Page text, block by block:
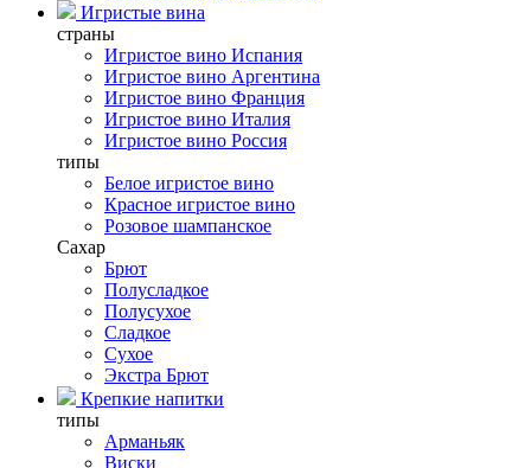
Игристые вина
страны
Игристое вино Испания
Игристое вино Аргентина
Игристое вино Франция
Игристое вино Италия
Игристое вино Россия
типы
Белое игристое вино
Красное игристое вино
Розовое шампанское
Сахар
Брют
Полусладкое
Полусухое
Сладкое
Сухое
Экстра Брют
Крепкие напитки
типы
Арманьяк
Виски